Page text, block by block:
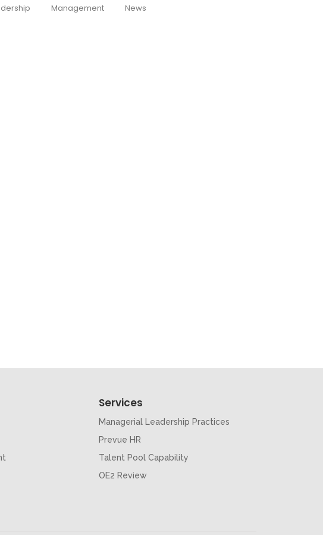
Management News
Services
Managerial Leadership Practices
Prevue HR
Talent Pool Capability
OE2 Review